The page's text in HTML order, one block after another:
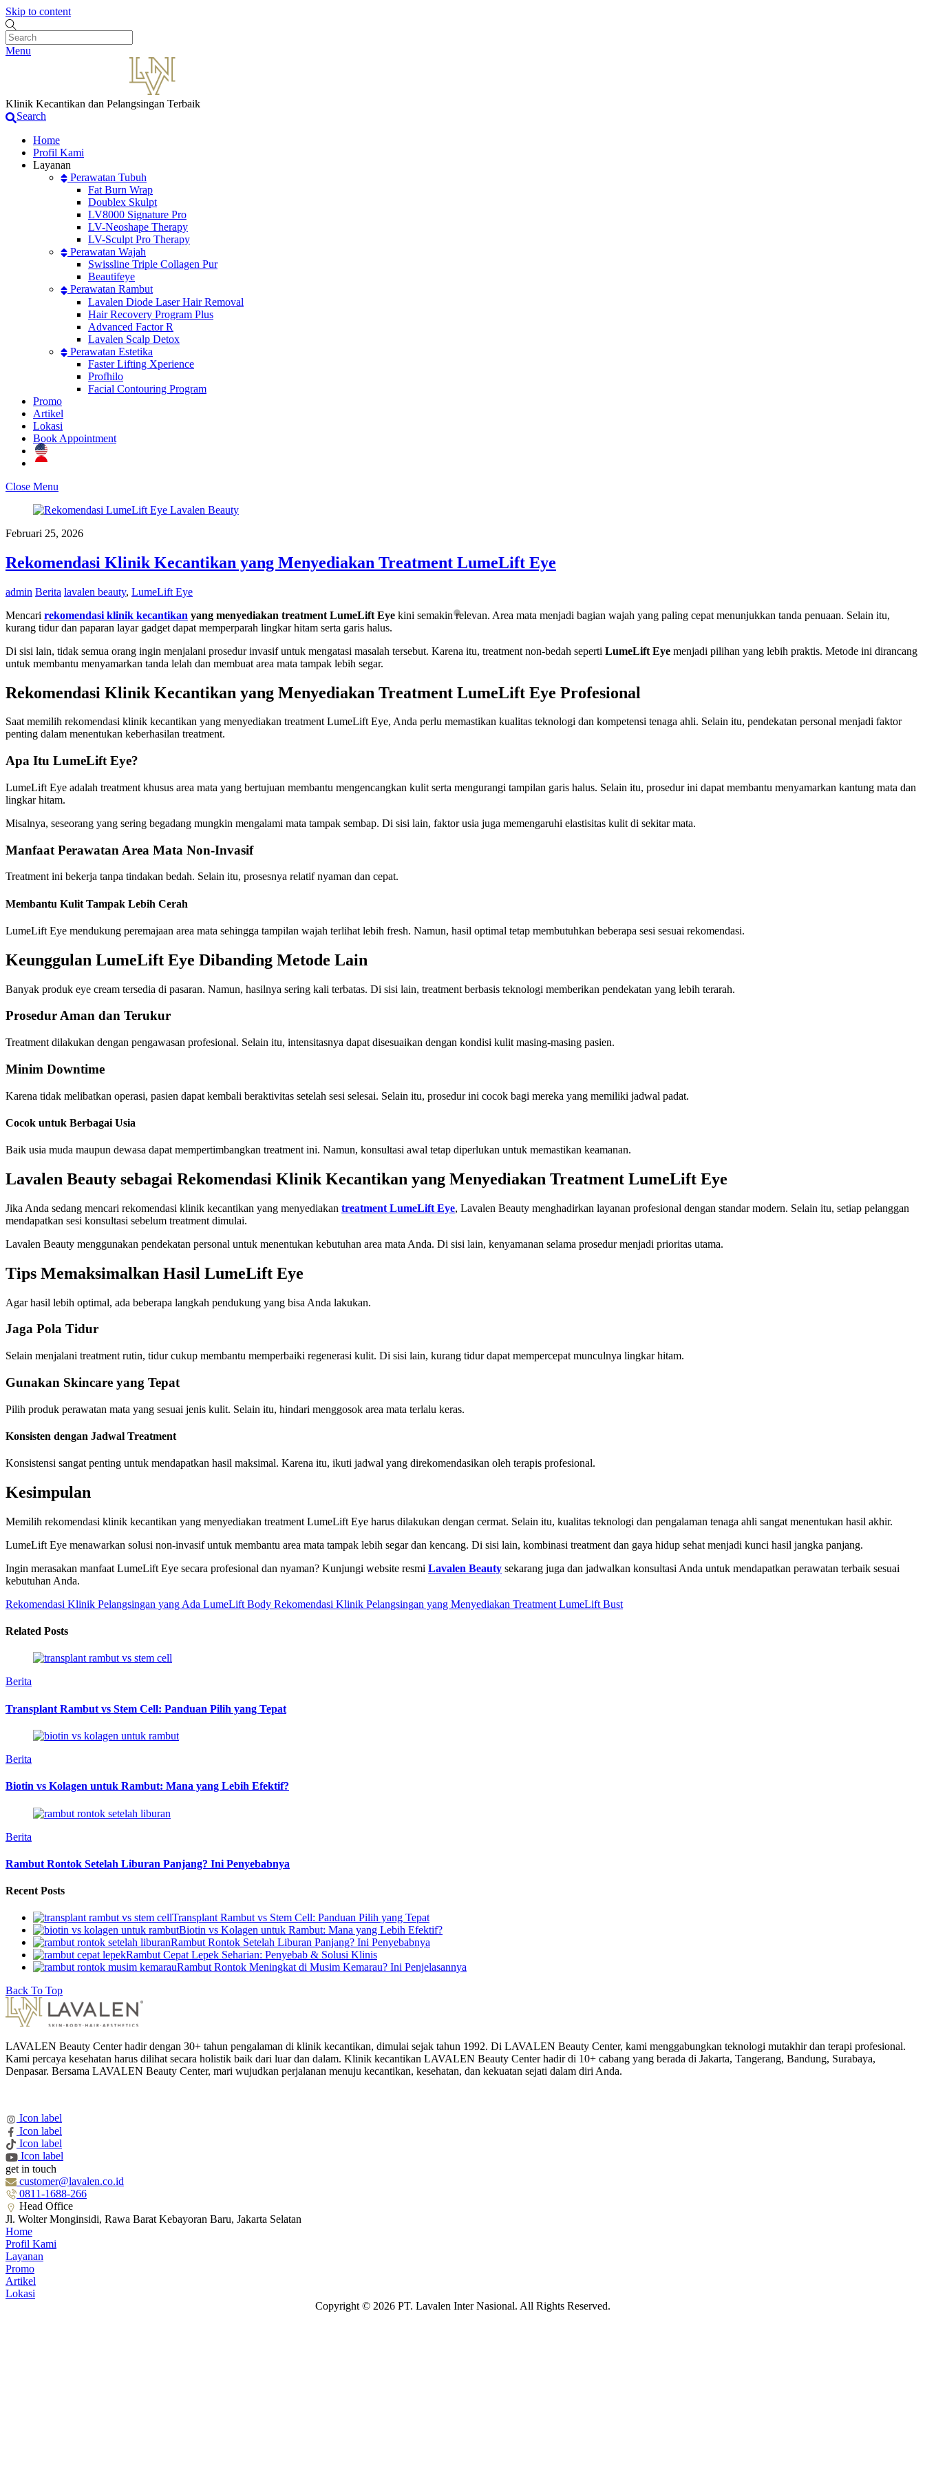
Skip to content
Menu
Klinik Kecantikan dan Pelangsingan Terbaik
Search
Home
Profil Kami
Layanan
Perawatan Tubuh
Fat Burn Wrap
Doublex Skulpt
LV8000 Signature Pro
LV-Neoshape Therapy
LV-Sculpt Pro Therapy
Perawatan Wajah
Swissline Triple Collagen Pur
Beautifeye
Perawatan Rambut
Lavalen Diode Laser Hair Removal
Hair Recovery Program Plus
Advanced Factor R
Lavalen Scalp Detox
Perawatan Estetika
Faster Lifting Xperience
Profhilo
Facial Contouring Program
Promo
Artikel
Lokasi
Book Appointment
Close Menu
Februari 25, 2026
Rekomendasi Klinik Kecantikan yang Menyediakan Treatment LumeLift Eye
admin Berita lavalen beauty, LumeLift Eye
Mencari rekomendasi klinik kecantikan yang menyediakan treatment LumeLift Eye kini semakin relevan. Area mata menjadi bagian wajah yang paling cepat menunjukkan tanda penuaan. Selain itu,
kurang tidur dan paparan layar gadget dapat memperparah lingkar hitam serta garis halus.
Di sisi lain, tidak semua orang ingin menjalani prosedur invasif untuk mengatasi masalah tersebut. Karena itu, treatment non-bedah seperti LumeLift Eye menjadi pilihan yang lebih praktis. Metode ini dirancang
untuk membantu menyamarkan tanda lelah dan membuat area mata tampak lebih segar.
Rekomendasi Klinik Kecantikan yang Menyediakan Treatment LumeLift Eye Profesional
Saat memilih rekomendasi klinik kecantikan yang menyediakan treatment LumeLift Eye, Anda perlu memastikan kualitas teknologi dan kompetensi tenaga ahli. Selain itu, pendekatan personal menjadi faktor
penting dalam menentukan keberhasilan treatment.
Apa Itu LumeLift Eye?
LumeLift Eye adalah treatment khusus area mata yang bertujuan membantu mengencangkan kulit serta mengurangi tampilan garis halus. Selain itu, prosedur ini dapat membantu menyamarkan kantung mata dan
lingkar hitam.
Misalnya, seseorang yang sering begadang mungkin mengalami mata tampak sembap. Di sisi lain, faktor usia juga memengaruhi elastisitas kulit di sekitar mata.
Manfaat Perawatan Area Mata Non-Invasif
Treatment ini bekerja tanpa tindakan bedah. Selain itu, prosesnya relatif nyaman dan cepat.
Membantu Kulit Tampak Lebih Cerah
LumeLift Eye mendukung peremajaan area mata sehingga tampilan wajah terlihat lebih fresh. Namun, hasil optimal tetap membutuhkan beberapa sesi sesuai rekomendasi.
Keunggulan LumeLift Eye Dibanding Metode Lain
Banyak produk eye cream tersedia di pasaran. Namun, hasilnya sering kali terbatas. Di sisi lain, treatment berbasis teknologi memberikan pendekatan yang lebih terarah.
Prosedur Aman dan Terukur
Treatment dilakukan dengan pengawasan profesional. Selain itu, intensitasnya dapat disesuaikan dengan kondisi kulit masing-masing pasien.
Minim Downtime
Karena tidak melibatkan operasi, pasien dapat kembali beraktivitas setelah sesi selesai. Selain itu, prosedur ini cocok bagi mereka yang memiliki jadwal padat.
Cocok untuk Berbagai Usia
Baik usia muda maupun dewasa dapat mempertimbangkan treatment ini. Namun, konsultasi awal tetap diperlukan untuk memastikan keamanan.
Lavalen Beauty sebagai Rekomendasi Klinik Kecantikan yang Menyediakan Treatment LumeLift Eye
Jika Anda sedang mencari rekomendasi klinik kecantikan yang menyediakan treatment LumeLift Eye, Lavalen Beauty menghadirkan layanan profesional dengan standar modern. Selain itu, setiap pelanggan
mendapatkan sesi konsultasi sebelum treatment dimulai.
Lavalen Beauty menggunakan pendekatan personal untuk menentukan kebutuhan area mata Anda. Di sisi lain, kenyamanan selama prosedur menjadi prioritas utama.
Tips Memaksimalkan Hasil LumeLift Eye
Agar hasil lebih optimal, ada beberapa langkah pendukung yang bisa Anda lakukan.
Jaga Pola Tidur
Selain menjalani treatment rutin, tidur cukup membantu memperbaiki regenerasi kulit. Di sisi lain, kurang tidur dapat mempercepat munculnya lingkar hitam.
Gunakan Skincare yang Tepat
Pilih produk perawatan mata yang sesuai jenis kulit. Selain itu, hindari menggosok area mata terlalu keras.
Konsisten dengan Jadwal Treatment
Konsistensi sangat penting untuk mendapatkan hasil maksimal. Karena itu, ikuti jadwal yang direkomendasikan oleh terapis profesional.
Kesimpulan
Memilih rekomendasi klinik kecantikan yang menyediakan treatment LumeLift Eye harus dilakukan dengan cermat. Selain itu, kualitas teknologi dan pengalaman tenaga ahli sangat menentukan hasil akhir.
LumeLift Eye menawarkan solusi non-invasif untuk membantu area mata tampak lebih segar dan kencang. Di sisi lain, kombinasi treatment dan gaya hidup sehat menjadi kunci hasil jangka panjang.
Ingin merasakan manfaat LumeLift Eye secara profesional dan nyaman? Kunjungi website resmi Lavalen Beauty sekarang juga dan jadwalkan konsultasi Anda untuk mendapatkan perawatan terbaik sesuai
kebutuhan Anda.
Rekomendasi Klinik Pelangsingan yang Ada LumeLift Body Rekomendasi Klinik Pelangsingan yang Menyediakan Treatment LumeLift Bust
Related Posts
Berita
Transplant Rambut vs Stem Cell: Panduan Pilih yang Tepat
Berita
Biotin vs Kolagen untuk Rambut: Mana yang Lebih Efektif?
Berita
Rambut Rontok Setelah Liburan Panjang? Ini Penyebabnya
Recent Posts
Transplant Rambut vs Stem Cell: Panduan Pilih yang Tepat
Biotin vs Kolagen untuk Rambut: Mana yang Lebih Efektif?
Rambut Rontok Setelah Liburan Panjang? Ini Penyebabnya
Rambut Cepat Lepek Seharian: Penyebab & Solusi Klinis
Rambut Rontok Meningkat di Musim Kemarau? Ini Penjelasannya
Back To Top
LAVALEN Beauty Center hadir dengan 30+ tahun pengalaman di klinik kecantikan, dimulai sejak tahun 1992. Di LAVALEN Beauty Center, kami menggabungkan teknologi mutakhir dan terapi profesional.
Kami percaya kesehatan harus dilihat secara holistik baik dari luar dan dalam. Klinik kecantikan LAVALEN Beauty Center hadir di 10+ cabang yang berada di Jakarta, Tangerang, Bandung, Surabaya,
Denpasar. Bersama LAVALEN Beauty Center, mari wujudkan perjalanan menuju kecantikan, kesehatan, dan kekuatan sejati dalam diri Anda.
Icon label
Icon label
Icon label
Icon label
get in touch
customer@lavalen.co.id
0811-1688-266
Head Office
Jl. Wolter Monginsidi, Rawa Barat Kebayoran Baru, Jakarta Selatan
Home
Profil Kami
Layanan
Promo
Artikel
Lokasi
Copyright © 2026 PT. Lavalen Inter Nasional. All Rights Reserved.